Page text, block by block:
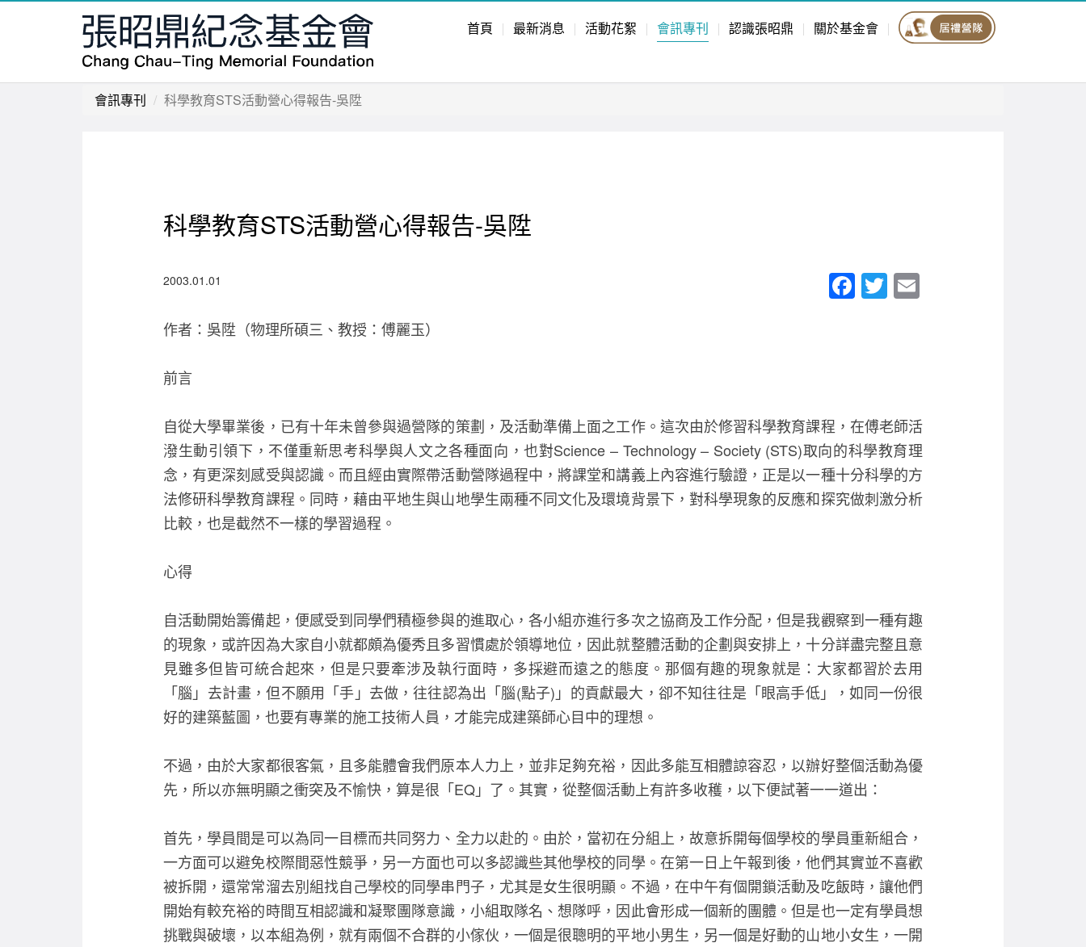
首頁 最新消息 活動花絮 會訊專刊 認識張昭鼎 關於基金會
會訊專刊 科學教育STS活動營心得報告-吳陞
科學教育STS活動營心得報告-吳陞
2003.01.01 F
o
o
k
T
作者：吳陞（物理所碩三、教授：傅麗玉）
前言
自從大學畢業後，已有十年未曾參與過營隊的策劃，及活動準備上面之工作。這次由於修習科學教育課程，在傅老師活
潑生動引領下，不僅重新思考科學與人文之各種面向，也對Science – Technology – Society (STS)取向的科學教育理
念，有更深刻感受與認識。而且經由實際帶活動營隊過程中，將課堂和講義上內容進行驗證，正是以一種十分科學的方
法修研科學教育課程。同時，藉由平地生與山地學生兩種不同文化及環境背景下，對科學現象的反應和探究做刺激分析
比較，也是截然不一樣的學習過程。
心得
自活動開始籌備起，便感受到同學們積極參與的進取心，各小組亦進行多次之協商及工作分配，但是我觀察到一種有趣
的現象，或許因為大家自小就都頗為優秀且多習慣處於領導地位，因此就整體活動的企劃與安排上，十分詳盡完整且意
見雖多但皆可統合起來，但是只要牽涉及執行面時，多採避而遠之的態度。那個有趣的現象就是：大家都習於去用
「腦」去計畫，但不願用「手」去做，往往認為出「腦(點子)」的貢獻最大，卻不知往往是「眼高手低」，如同一份很
好的建築藍圖，也要有專業的施工技術人員，才能完成建築師心目中的理想。
不過，由於大家都很客氣，且多能體會我們原本人力上，並非足夠充裕，因此多能互相體諒容忍，以辦好整個活動為優
先，所以亦無明顯之衝突及不愉快，算是很「EQ」了。其實，從整個活動上有許多收穫，以下便試著一一道出：
首先，學員間是可以為同一目標而共同努力、全力以赴的。由於，當初在分組上，故意拆開每個學校的學員重新組合，
一方面可以避免校際間惡性競爭，另一方面也可以多認識些其他學校的同學。在第一日上午報到後，他們其實並不喜歡
被拆開，還常常溜去別組找自己學校的同學串門子，尤其是女生很明顯。不過，在中午有個開鎖活動及吃飯時，讓他們
開始有較充裕的時間互相認識和凝聚團隊意識，小組取隊名、想隊呼，因此會形成一個新的團體。但是也一定有學員想
挑戰與破壞，以本組為例，就有兩個不合群的小傢伙，一個是很聰明的平地小男生，另一個是好動的山地小女生，一開